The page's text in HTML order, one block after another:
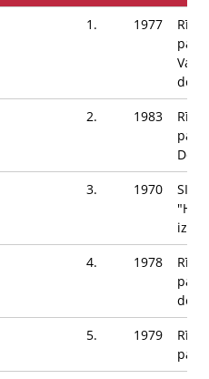
1. 1977
2. 1983
3. 1970
SIA
4. 1978
5. 1979